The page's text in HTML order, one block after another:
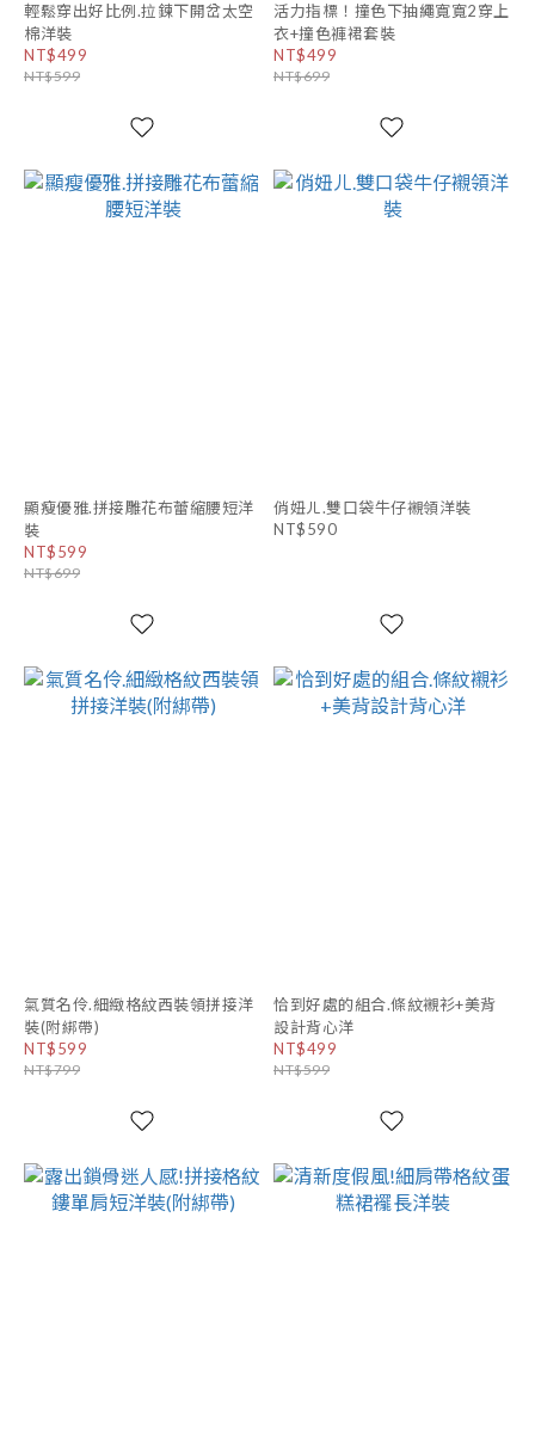
輕鬆穿出好比例.拉鍊下開岔太空
棉洋裝
NT$499
NT$599
活力指標！撞色下抽繩寬寬2穿上
衣+撞色褲裙套裝
NT$499
NT$699
顯瘦優雅.拼接雕花布蕾縮腰短洋
裝
NT$599
NT$699
俏妞ㄦ.雙口袋牛仔襯領洋裝
NT$590
氣質名伶.細緻格紋西裝領拼接洋
裝(附綁帶)
NT$599
NT$799
恰到好處的組合.條紋襯衫+美背
設計背心洋
NT$499
NT$599